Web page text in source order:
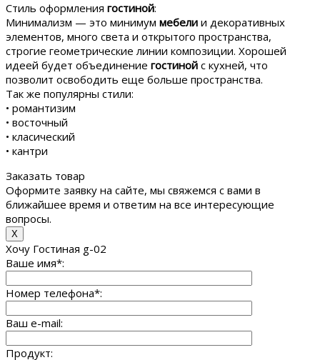
Стиль оформления гостиной:
Минимализм — это минимум мебели и декоративных
элементов, много света и открытого пространства,
строгие геометрические линии композиции. Хорошей
идеей будет объединение гостиной с кухней, что
позволит освободить еще больше пространства.
Так же популярны стили:
• романтизим
• восточный
• класический
• кантри
Заказать товар
Оформите заявку на сайте, мы свяжемся с вами в
ближайшее время и ответим на все интересующие
вопросы.
X
Хочу Гостиная g-02
Ваше имя*:
Номер телефона*:
Ваш e-mail:
Продукт: